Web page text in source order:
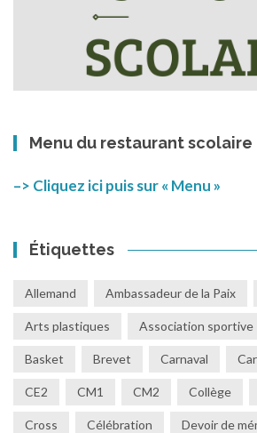
Menu du restaurant
–> Cliquez ici puis sur « Menu »
Étiquettes
Allemand Ambassadeur de la Paix
Arts plastiques Association sportive
Basket Brevet Carnaval
CE2 CM1 CM2 Collège
Cross Célébration Devoir de